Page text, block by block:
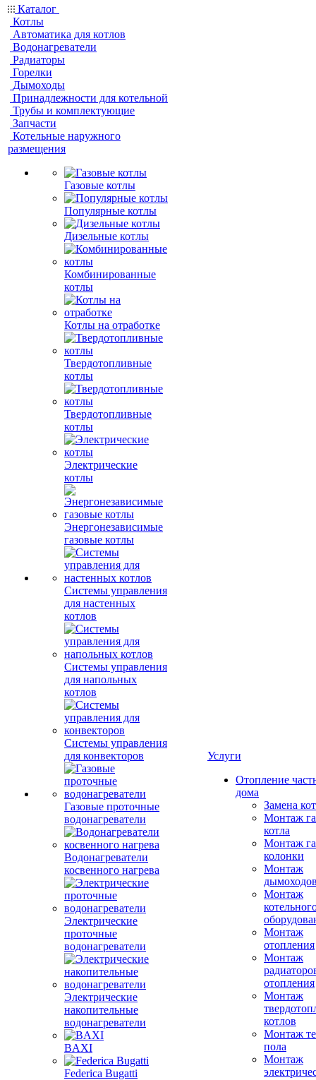
Каталог
Котлы
Автоматика для котлов
Водонагреватели
Радиаторы
Горелки
Дымоходы
Принадлежности для котельной
Трубы и комплектующие
Запчасти
Котельные наружного
размещения
Газовые котлы
Популярные котлы
Дизельные котлы
Комбинированные
котлы
Котлы на отработке
Твердотопливные
котлы
Твердотопливные
котлы
Электрические
котлы
Энергонезависимые
газовые котлы
Системы управления
для настенных
котлов
Системы управления
для напольных
котлов
Системы управления
для конвекторов
Газовые проточные
водонагреватели
Водонагреватели
косвенного нагрева
Электрические
проточные
водонагреватели
Электрические
накопительные
водонагреватели
BAXI
Federica Bugatti
Услуги
Отопление
дома
Замена
Монтаж
котла
Монтаж
колонки
Монтаж
Монтаж
Монтаж
отопления
Монтаж
отопления
Монтаж
котлов
Монтаж
пола
Монтаж